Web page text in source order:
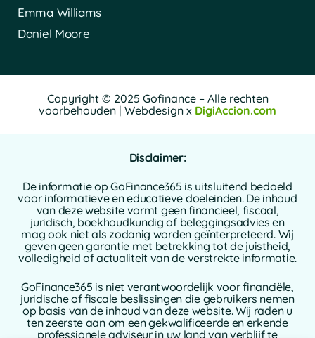
Emma Williams
Daniel Moore
Copyright © 2025 Gofinance – Alle rechten
voorbehouden | Webdesign x DigiAccion.com
Disclaimer:
De informatie op GoFinance365 is uitsluitend bedoeld
voor informatieve en educatieve doeleinden. De inhoud
van deze website vormt geen financieel, fiscaal,
juridisch, boekhoudkundig of beleggingsadvies en
mag ook niet als zodanig worden geïnterpreteerd. Wij
geven geen garantie met betrekking tot de juistheid,
volledigheid of actualiteit van de verstrekte informatie.
GoFinance365 is niet verantwoordelijk voor financiële,
juridische of fiscale beslissingen die gebruikers nemen
op basis van de inhoud van deze website. Wij raden u
ten zeerste aan om een gekwalificeerde en erkende
professionele adviseur in uw land van verblijf te